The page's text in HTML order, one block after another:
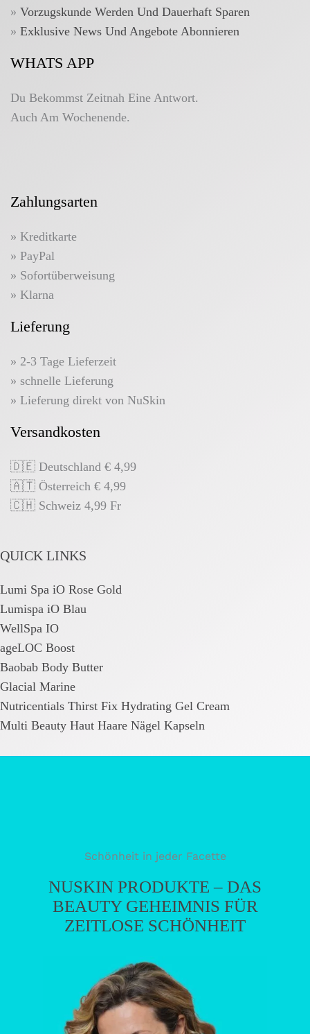
» Vorzugskunde Werden Und Dauerhaft Sparen
» Exklusive News Und Angebote Abonnieren
WHATS APP
Du Bekommst Zeitnah Eine Antwort.
Auch Am Wochenende.
Zahlungsarten
» Kreditkarte
» PayPal
» Sofortüberweisung
» Klarna
Lieferung
» 2-3 Tage Lieferzeit
» schnelle Lieferung
» Lieferung direkt von NuSkin
Versandkosten
🇩🇪 Deutschland € 4,99
🇦🇹 Österreich € 4,99
🇨🇭 Schweiz 4,99 Fr
QUICK LINKS
Lumi Spa iO Rose Gold
Lumispa iO Blau
WellSpa IO
ageLOC Boost
Baobab Body Butter
Glacial Marine
Nutricentials Thirst Fix Hydrating Gel Cream
Multi Beauty Haut Haare Nägel Kapseln
Schönheit in jeder Facette
NUSKIN PRODUKTE – DAS
BEAUTY GEHEIMNIS FÜR
ZEITLOSE SCHÖNHEIT